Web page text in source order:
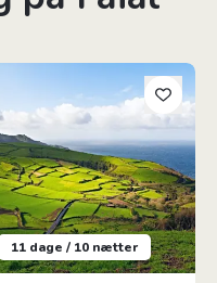
11 dage / 10 nætter
4 øer på Azorerne